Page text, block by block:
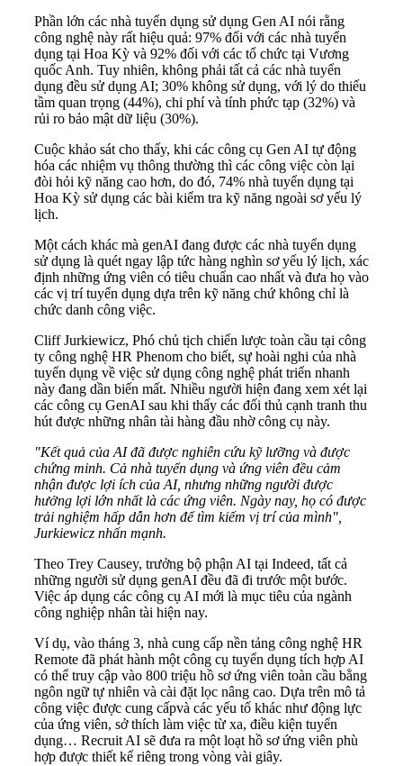
Phần lớn các nhà tuyển dụng sử dụng Gen AI nói rằng
công nghệ này rất hiệu quả: 97% đối với các nhà tuyển
dụng tại Hoa Kỳ và 92% đối với các tổ chức tại Vương
quốc Anh. Tuy nhiên, không phải tất cả các nhà tuyển
dụng đều sử dụng AI; 30% không sử dụng, với lý do thiếu
tầm quan trọng (44%), chi phí và tính phức tạp (32%) và
rủi ro bảo mật dữ liệu (30%).
Cuộc khảo sát cho thấy, khi các công cụ Gen AI tự động
hóa các nhiệm vụ thông thường thì các công việc còn lại
đòi hỏi kỹ năng cao hơn, do đó, 74% nhà tuyển dụng tại
Hoa Kỳ sử dụng các bài kiểm tra kỹ năng ngoài sơ yếu lý
lịch.
Một cách khác mà genAI đang được các nhà tuyển dụng
sử dụng là quét ngay lập tức hàng nghìn sơ yếu lý lịch, xác
định những ứng viên có tiêu chuẩn cao nhất và đưa họ vào
các vị trí tuyển dụng dựa trên kỹ năng chứ không chỉ là
chức danh công việc.
Cliff Jurkiewicz, Phó chủ tịch chiến lược toàn cầu tại công
ty công nghệ HR Phenom cho biết, sự hoài nghi của nhà
tuyển dụng về việc sử dụng công nghệ phát triển nhanh
này đang dần biến mất. Nhiều người hiện đang xem xét lại
các công cụ GenAI sau khi thấy các đối thủ cạnh tranh thu
hút được những nhân tài hàng đầu nhờ công cụ này.
"Kết quả của AI đã được nghiên cứu kỹ lưỡng và được
chứng minh. Cả nhà tuyển dụng và ứng viên đều cảm
nhận được lợi ích của AI, nhưng những người được
hưởng lợi lớn nhất là các ứng viên. Ngày nay, họ có được
trải nghiệm hấp dẫn hơn để tìm kiếm vị trí của mình",
Jurkiewicz nhấn mạnh.
Theo Trey Causey, trưởng bộ phận AI tại Indeed, tất cả
những người sử dụng genAI đều đã đi trước một bước.
Việc áp dụng các công cụ AI mới là mục tiêu của ngành
công nghiệp nhân tài hiện nay.
Ví dụ, vào tháng 3, nhà cung cấp nền tảng công nghệ HR
Remote đã phát hành một công cụ tuyển dụng tích hợp AI
có thể truy cập vào 800 triệu hồ sơ ứng viên toàn cầu bằng
ngôn ngữ tự nhiên và cài đặt lọc nâng cao. Dựa trên mô tả
công việc được cung cấpvà các yếu tố khác như động lực
của ứng viên, sở thích làm việc từ xa, điều kiện tuyển
dụng… Recruit AI sẽ đưa ra một loạt hồ sơ ứng viên phù
hợp được thiết kế riêng trong vòng vài giây.